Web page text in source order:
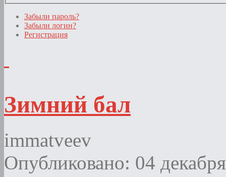
Забыли пароль?
Забыли логин?
Регистрация
Зимний бал
immatveev
Опубликовано: 04